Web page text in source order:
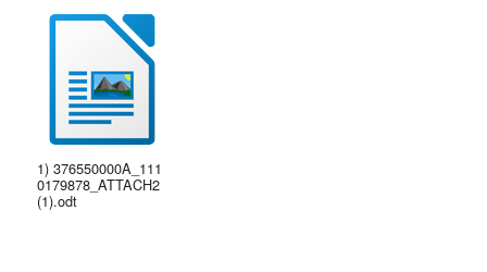
1) 376550000A_111
0179878_ATTACH2
(1).odt